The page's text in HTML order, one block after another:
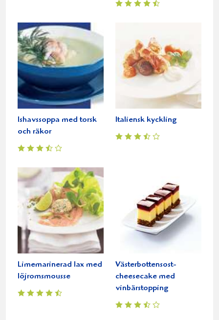
Ishavssoppa med torsk
och räkor
Italiensk kyckling
Limemarinerad lax med
löjromsmousse
Västerbottensost-
cheesecake med
vinbärstopping